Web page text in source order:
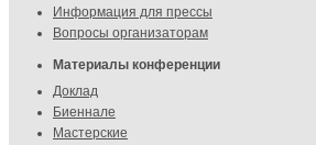
Информация для прессы
Вопросы организаторам
Материалы конференции
Доклад
Биеннале
Мастерские